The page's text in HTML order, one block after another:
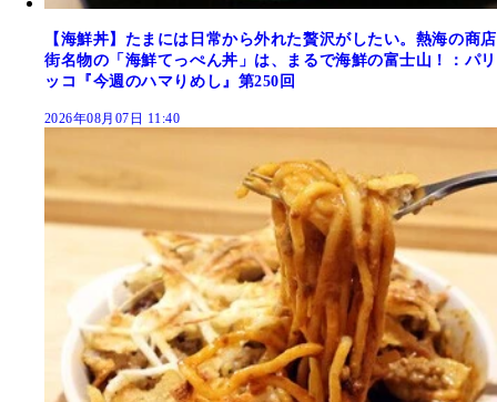
【海鮮丼】たまには日常から外れた贅沢がしたい。熱海の商店
街名物の「海鮮てっぺん丼」は、まるで海鮮の富士山！：パリ
ッコ『今週のハマりめし』第250回
2026年08月07日 11:40